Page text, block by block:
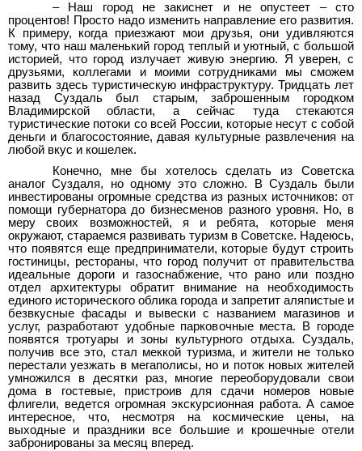
– Наш город не закиснет и не опустеет – сто
процентов! Просто надо изменить направление его развития.
К примеру, когда приезжают мои друзья, они удивляются
тому, что наш маленький город теплый и уютный, с большой
историей, что город излучает живую энергию. Я уверен, с
друзьями, коллегами и моими сотрудниками мы сможем
развить здесь туристическую инфраструктуру. Тридцать лет
назад Суздаль был старым, заброшенным городком
Владимирской области, а сейчас туда стекаются
туристические потоки со всей России, которые несут с собой
деньги и благосостояние, давая культурные развлечения на
любой вкус и кошелек.
Конечно, мне бы хотелось сделать из Советска
аналог Суздаля, но одному это сложно. В Суздаль были
инвестированы огромные средства из разных источников: от
помощи губернатора до бизнесменов разного уровня. Но, в
меру своих возможностей, я и ребята, которые меня
окружают, стараемся развивать туризм в Советске. Надеюсь,
что появятся еще предприниматели, которые будут строить
гостиницы, рестораны, что город получит от правительства
идеальные дороги и газоснабжение, что рано или поздно
отдел архитектуры обратит внимание на необходимость
единого исторического облика города и запретит аляпистые и
безвкусные фасады и вывески с названием магазинов и
услуг, разработают удобные парковочные места. В городе
появятся тротуары и зоны культурного отдыха. Суздаль,
получив все это, стал меккой туризма, и жители не только
перестали уезжать в мегаполисы, но и поток новых жителей
умножился в десятки раз, многие переоборудовали свои
дома в гостевые, пристроив для сдачи номеров новые
флигели, ведется огромная экскурсионная работа. А самое
интересное, что, несмотря на космические цены, на
выходные и праздники все большие и крошечные отели
забронированы за месяц вперед.